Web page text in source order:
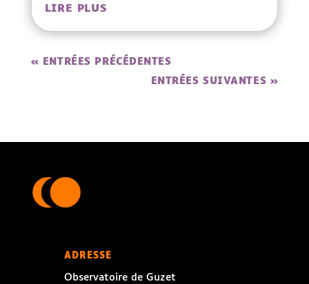
LIRE PLUS
« ENTRÉES PRÉCÉDENTES
ENTRÉES SUIVANTES »
ADRESSE
Observatoire de Guzet